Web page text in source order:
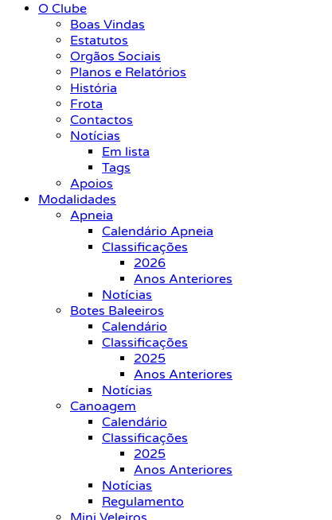
O Clube
Boas Vindas
Estatutos
Orgãos Sociais
Planos e Relatórios
História
Frota
Contactos
Notícias
Em lista
Tags
Apoios
Modalidades
Apneia
Calendário Apneia
Classificações
2026
Anos Anteriores
Notícias
Botes Baleeiros
Calendário
Classificações
2025
Anos Anteriores
Notícias
Canoagem
Calendário
Classificações
2025
Anos Anteriores
Notícias
Regulamento